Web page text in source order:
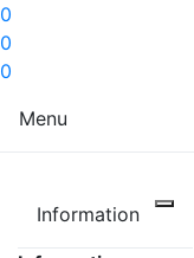
0
0
0
Menu
Information